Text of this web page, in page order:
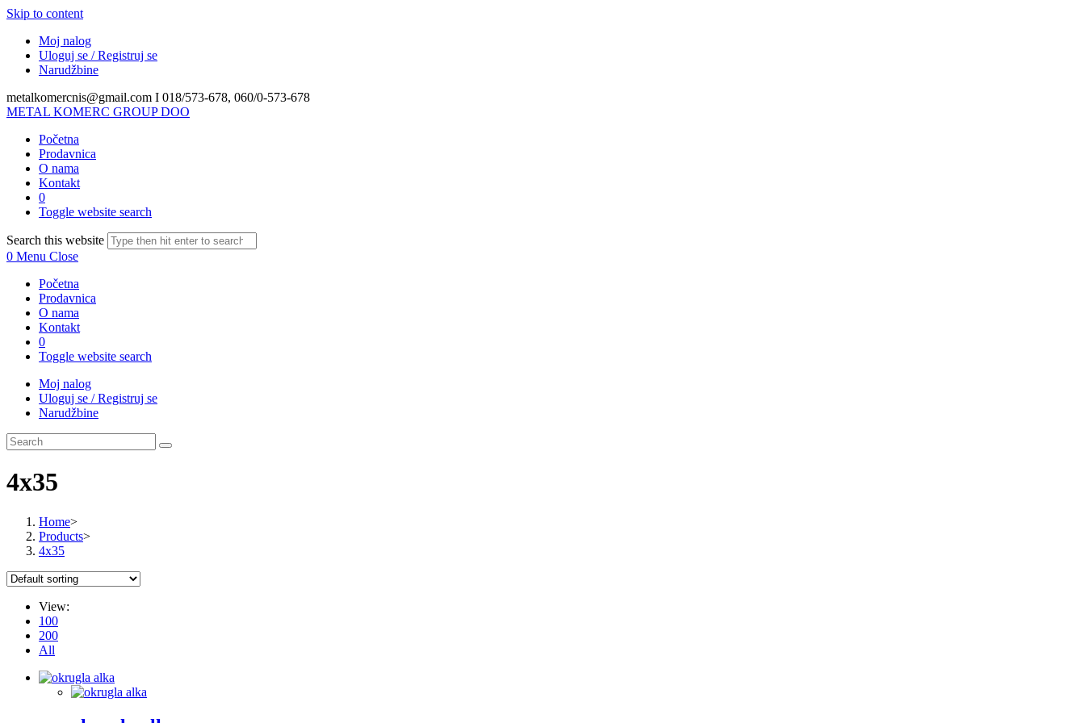
Skip to content
Moj nalog
Uloguj se / Registruj se
Narudžbine
metalkomercnis@gmail.com I 018/573-678, 060/0-573-678
METAL KOMERC GROUP DOO
Početna
Prodavnica
O nama
Kontakt
0
Toggle website search
Search this website
0 Menu Close
Početna
Prodavnica
O nama
Kontakt
0
Toggle website search
Moj nalog
Uloguj se / Registruj se
Narudžbine
4x35
Home>
Products>
4x35
View:
100
200
All